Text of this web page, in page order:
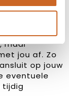
Daarom
maar
jou af. Zo
op jouw
eventuele
tijdig